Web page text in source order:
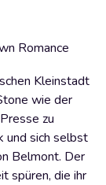
Romance
Kleinstadt
wie der
zu
und sich selbst
Belmont. Der
spüren, die ihr